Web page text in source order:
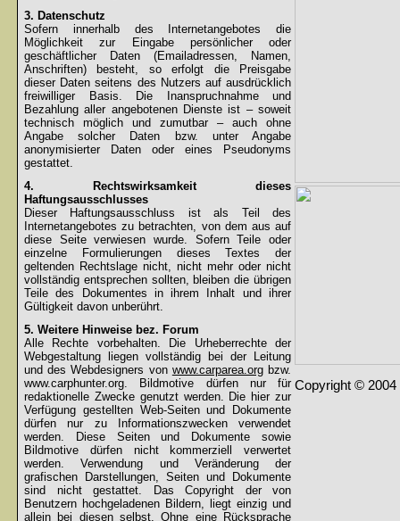
3. Datenschutz
Sofern innerhalb des Internetangebotes die
Möglichkeit zur Eingabe persönlicher oder
geschäftlicher Daten (Emailadressen, Namen,
Anschriften) besteht, so erfolgt die Preisgabe
dieser Daten seitens des Nutzers auf ausdrücklich
freiwilliger Basis. Die Inanspruchnahme und
Bezahlung aller angebotenen Dienste ist – soweit
technisch möglich und zumutbar – auch ohne
Angabe solcher Daten bzw. unter Angabe
anonymisierter Daten oder eines Pseudonyms
gestattet.
4. Rechtswirksamkeit dieses
Haftungsausschlusses
Dieser Haftungsausschluss ist als Teil des
Internetangebotes zu betrachten, von dem aus auf
diese Seite verwiesen wurde. Sofern Teile oder
einzelne Formulierungen dieses Textes der
geltenden Rechtslage nicht, nicht mehr oder nicht
vollständig entsprechen sollten, bleiben die übrigen
Teile des Dokumentes in ihrem Inhalt und ihrer
Gültigkeit davon unberührt.
5. Weitere Hinweise bez. Forum
Alle Rechte vorbehalten. Die Urheberrechte der
Webgestaltung liegen vollständig bei der Leitung
und des Webdesigners von www.carparea.orgbzw.
www.carphunter.org. Bildmotive dürfen nur für
redaktionelle Zwecke genutzt werden. Die hier zur
Verfügung gestellten Web-Seiten und Dokumente
dürfen nur zu Informationszwecken verwendet
werden. Diese Seiten und Dokumente sowie
Bildmotive dürfen nicht kommerziell verwertet
werden. Verwendung und Veränderung der
grafischen Darstellungen, Seiten und Dokumente
sind nicht gestattet. Das Copyright der von
Benutzern hochgeladenen Bildern, liegt einzig und
allein bei diesen selbst. Ohne eine Rücksprache
Copyright © 2004